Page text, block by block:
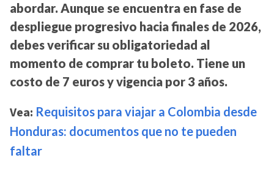
abordar. Aunque se encuentra en fase de
despliegue progresivo hacia finales de 2026,
debes verificar su obligatoriedad al
momento de comprar tu boleto. Tiene un
costo de 7 euros y vigencia por 3 años.
Vea: Requisitos para viajar a Colombia desde
Honduras: documentos que no te pueden
faltar